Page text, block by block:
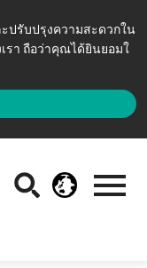
ปรับปรุงความสะดวกใน
รา ถือว่าคุณได้ยินยอมใ